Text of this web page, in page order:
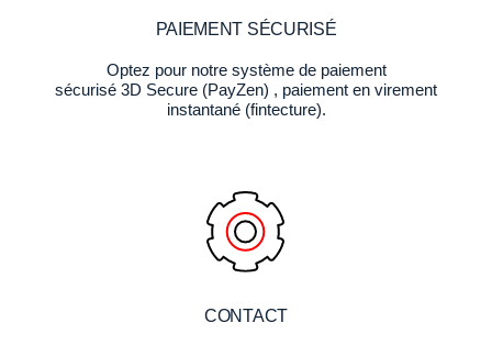
PAIEMENT SÉCURISÉ
Optez pour notre système de paiement
sécurisé 3D Secure (PayZen) , paiement en virement
instantané (fintecture).
CONTACT